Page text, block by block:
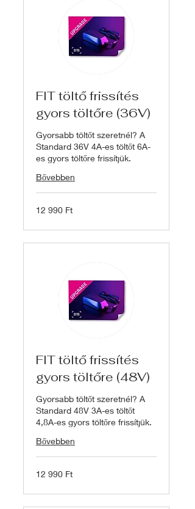
FIT töltő frissítés
gyors töltőre (36V)
Gyorsabb töltőt szeretnél? A
Standard 36V 4A-es töltőt 6A-
es gyors töltőre frissítjük.
Bővebben
12 990
magyar
12 990 Ft
FIT töltő frissítés
gyors töltőre (48V)
Gyorsabb töltőt szeretnél? A
Standard 48V 3A-es töltőt
4,8A-es gyors töltőre frissítjük.
Bővebben
12 990
magyar
12 990 Ft